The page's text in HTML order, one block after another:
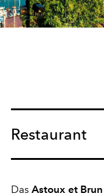
Restaurant
DasAstoux et Brun